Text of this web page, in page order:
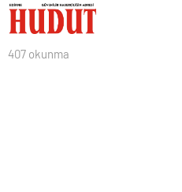
407 okunma